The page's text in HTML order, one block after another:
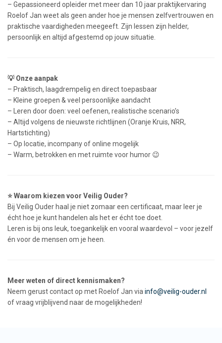
– Gepassioneerd opleider met meer dan 10 jaar praktijkervaring
Roelof Jan weet als geen ander hoe je mensen zelfvertrouwen en
praktische vaardigheden meegeeft. Zijn lessen zijn helder,
persoonlijk en altijd afgestemd op jouw situatie.
💡 Onze aanpak
– Praktisch, laagdrempelig en direct toepasbaar
– Kleine groepen & veel persoonlijke aandacht
– Leren door doen: veel oefenen, realistische scenario’s
– Altijd volgens de nieuwste richtlijnen (Oranje Kruis, NRR,
Hartstichting)
– Op locatie, incompany of online mogelijk
– Warm, betrokken en met ruimte voor humor 😉
⭐ Waarom kiezen voor Veilig Ouder?
Bij Veilig Ouder haal je niet zomaar een certificaat, maar leer je
écht hoe je kunt handelen als het er écht toe doet.
Leren is bij ons leuk, toegankelijk en vooral waardevol – voor jezelf
én voor de mensen om je heen.
Meer weten of direct kennismaken?
Neem gerust contact op met Roelof Jan via info@veilig-ouder.nl
of vraag vrijblijvend naar de mogelijkheden!